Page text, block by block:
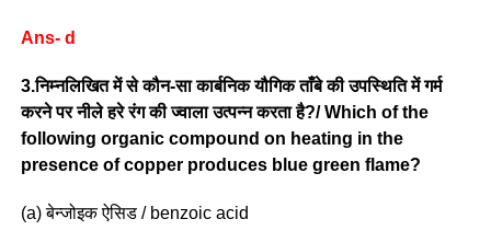
Ans- d
3.निम्नलिखित में से कौन-सा कार्बनिक यौगिक ताँबे की उपस्थिति में गर्म
करने पर नीले हरे रंग की ज्वाला उत्पन्न करता है?/ Which of the
following organic compound on heating in the
presence of copper produces blue green flame?
(a) बेन्जोइक ऐसिड / benzoic acid